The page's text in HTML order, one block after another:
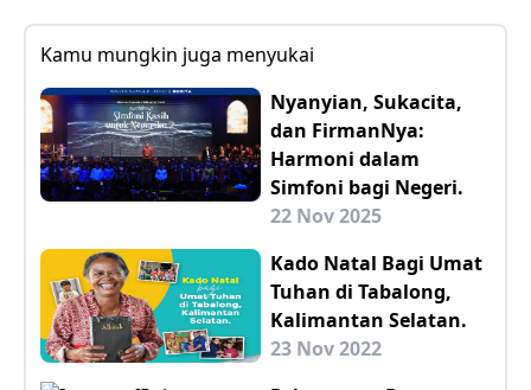
Kamu mungkin juga menyukai
Nyanyian, Sukacita,
dan FirmanNya:
Harmoni dalam
Simfoni bagi Negeri.
22 Nov 2025
Kado Natal Bagi Umat
Tuhan di Tabalong,
Kalimantan Selatan.
23 Nov 2022